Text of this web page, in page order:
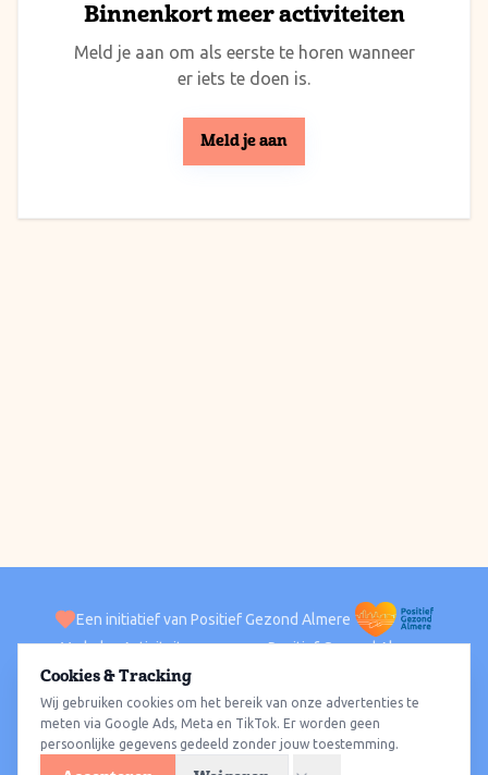
Binnenkort meer activiteiten
Meld je aan om als eerste te horen wanneer
er iets te doen is.
Meld je aan
Een initiatief van Positief Gezond Almere
VerhalenActiviteiten Positief Gezond Almere
ACTIVITEITEN PER WIJK
Alle wijkenAlmere HavenAlmere StadAlmere BuitenAlmere Poort
Almere HoutAlmere OosterwoldWat te doen
Cookies & Tracking
Wij gebruiken cookies om het bereik van onze advertenties te
meten via Google Ads, Meta en TikTok. Er worden geen
persoonlijke gegevens gedeeld zonder jouw toestemming.